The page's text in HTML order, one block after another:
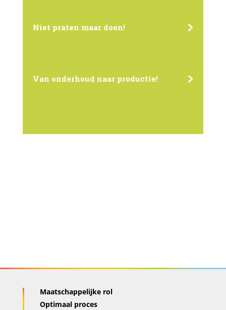
Niet praten maar doen!
Van onderhoud naar productie!
Maatschappelijke rol
Optimaal proces